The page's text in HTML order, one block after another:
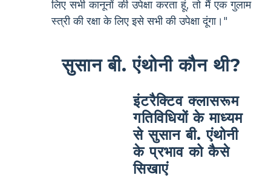
लिए सभी कानूनों की उपेक्षा करता हूं, तो मैं एक गुलाम
स्त्री की रक्षा के लिए इसे सभी की उपेक्षा दूंगा।"
सुसान बी. एंथोनी कौन थी?
इंटरैक्टिव क्लासरूम
गतिविधियों के माध्यम
से सुसान बी. एंथोनी
के प्रभाव को कैसे
सिखाएं